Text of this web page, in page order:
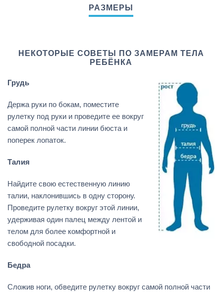
НЕКОТОРЫЕ СОВЕТЫ ПО ЗАМЕРАМ ТЕЛА
РЕБЁНКА
Грудь
Держа руки по бокам, поместите
рулетку под руки и проведите ее вокруг
самой полной части линии бюста и
поперек лопаток.
Талия
Найдите свою естественную линию
талии, наклонившись в одну сторону.
Проведите рулетку вокруг этой линии,
удерживая один палец между лентой и
телом для более комфортной и
свободной посадки.
Бедра
Сложив ноги, обведите рулетку вокруг самой полной части